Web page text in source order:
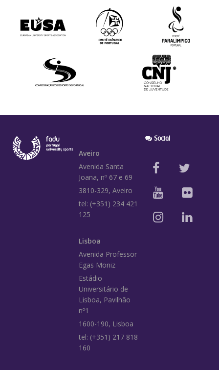
Aveiro
Avenida Santa
Joana, nº 67 e 69
3810-329, Aveiro
tel: (+351) 234 421
125
Lisboa
Avenida Professor
Egas Moniz
Estádio
Universitário de
Lisboa, Pavilhão
nº1
1600-190, Lisboa
tel: (+351) 217 818
160
Social